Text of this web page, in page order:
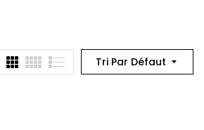
Tri Par Défaut